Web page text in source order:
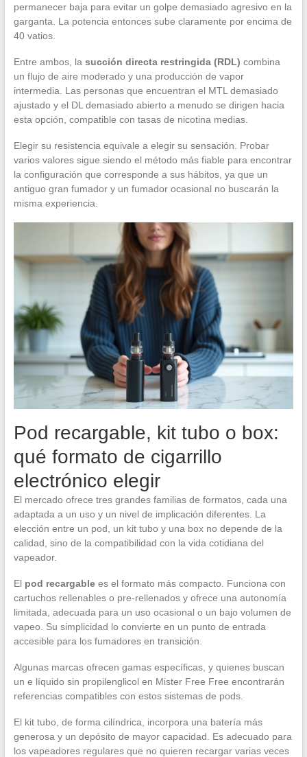
permanecer baja para evitar un golpe demasiado agresivo en la
garganta. La potencia entonces sube claramente por encima de
40 vatios.
Entre ambos, la succión directa restringida (RDL) combina
un flujo de aire moderado y una producción de vapor
intermedia. Las personas que encuentran el MTL demasiado
ajustado y el DL demasiado abierto a menudo se dirigen hacia
esta opción, compatible con tasas de nicotina medias.
Elegir su resistencia equivale a elegir su sensación. Probar
varios valores sigue siendo el método más fiable para encontrar
la configuración que corresponde a sus hábitos, ya que un
antiguo gran fumador y un fumador ocasional no buscarán la
misma experiencia.
Pod recargable, kit tubo o box:
qué formato de cigarrillo
electrónico elegir
El mercado ofrece tres grandes familias de formatos, cada una
adaptada a un uso y un nivel de implicación diferentes. La
elección entre un pod, un kit tubo y una box no depende de la
calidad, sino de la compatibilidad con la vida cotidiana del
vapeador.
El pod recargablees el formato más compacto. Funciona con
cartuchos rellenables o pre-rellenados y ofrece una autonomía
limitada, adecuada para un uso ocasional o un bajo volumen de
vapeo. Su simplicidad lo convierte en un punto de entrada
accesible para los fumadores en transición.
Algunas marcas ofrecen gamas específicas, y quienes buscan
un e líquido sin propilenglicol en Mister Free Free encontrarán
referencias compatibles con estos sistemas de pods.
El kit tubo, de forma cilíndrica, incorpora una batería más
generosa y un depósito de mayor capacidad. Es adecuado para
los vapeadores regulares que no quieren recargar varias veces